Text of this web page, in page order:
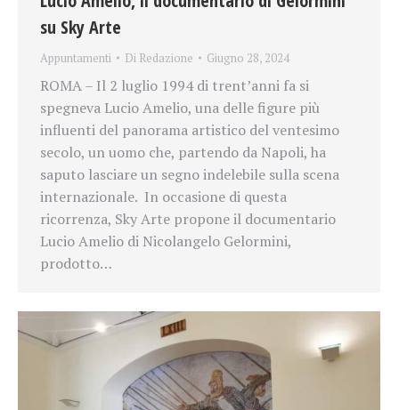
su Sky Arte
Appuntamenti Di Redazione Giugno 28, 2024
ROMA – Il 2 luglio 1994 di trent’anni fa si
spegneva Lucio Amelio, una delle figure più
influenti del panorama artistico del ventesimo
secolo, un uomo che, partendo da Napoli, ha
saputo lasciare un segno indelebile sulla scena
internazionale. In occasione di questa
ricorrenza, Sky Arte propone il documentario
Lucio Amelio di Nicolangelo Gelormini,
prodotto…